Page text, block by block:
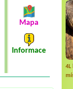
4L
Mapa
Informace